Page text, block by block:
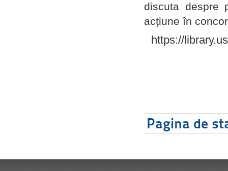
discuta despre
acțiune în
https://
Pagina de